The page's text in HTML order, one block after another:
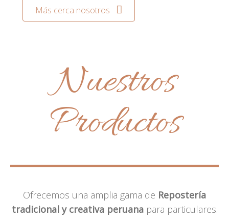
Más cerca nosotros
Nuestros
Productos
Ofrecemos una amplia gama de Repostería
tradicional y creativa peruanapara particulares.